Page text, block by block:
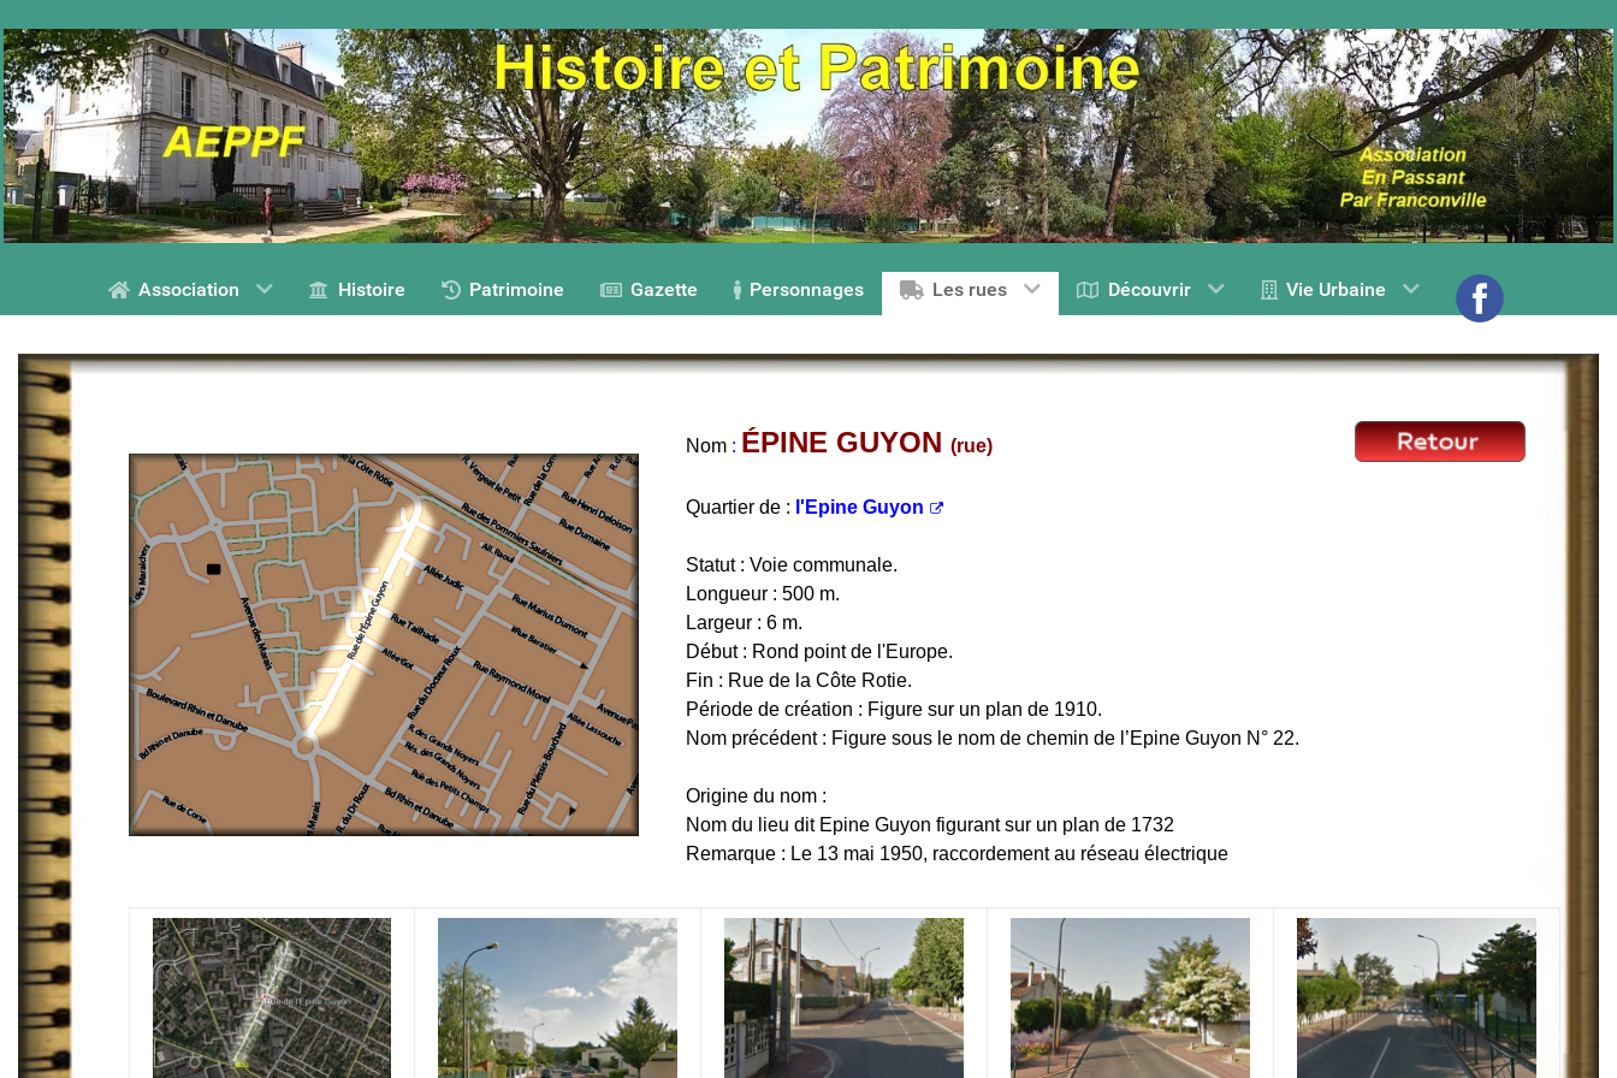
Association Histoire Patrimoine Gazette Personnages Les rues Découvrir Vie Urbaine
Nom : ÉPINE GUYON(rue)
Quartier de : l'Epine Guyon
Statut : Voie communale.
Longueur : 500 m.
Largeur : 6 m.
Début : Rond point de l'Europe.
Fin : Rue de la Côte Rotie.
Période de création : Figure sur un plan de 1910.
Nom précédent : Figure sous le nom de chemin de l’Epine Guyon N° 22.
Origine du nom :
Nom du lieu dit Epine Guyon figurant sur un plan de 1732
Remarque : Le 13 mai 1950, raccordement au réseau électrique